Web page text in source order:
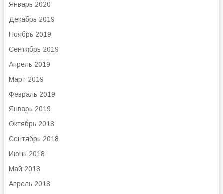
Январь 2020
Декабрь 2019
Ноябрь 2019
Сентябрь 2019
Апрель 2019
Март 2019
Февраль 2019
Январь 2019
Октябрь 2018
Сентябрь 2018
Июнь 2018
Май 2018
Апрель 2018